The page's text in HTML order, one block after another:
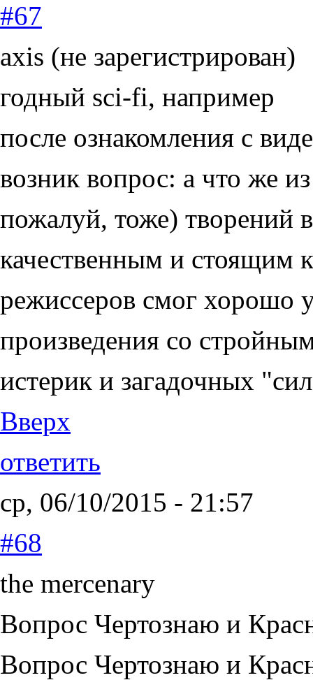
#67
axis (не зарегистрирован)
годный sci-fi, например
после ознакомления с
возник вопрос: а что же
пожалуй, тоже) творений
качественным и стоящим
режиссеров смог хорошо
произведения со
истерик и загадочных
Вверх
ответить
ср, 06/10/2015 - 21:57
#68
the mercenary
Вопрос Чертознаю и
Вопрос Чертознаю и